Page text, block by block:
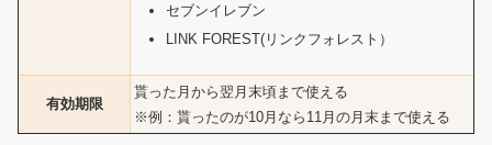
セブンイレブン
LINK FOREST(リンクフォレスト）
有効期限
貰った月から翌月末頃まで使える
※例：貰ったのが10月なら11月の月末まで使える